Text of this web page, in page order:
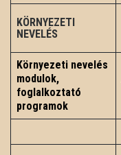
KÖRNYEZETI
NEVELÉS
Környezeti nevelés
modulok,
foglalkoztató
programok